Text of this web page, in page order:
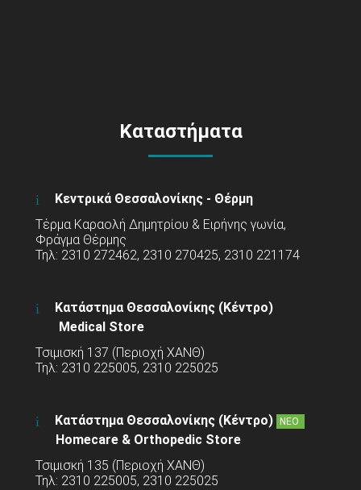
Καταστήματα
Κεντρικά Θεσσαλονίκης - Θέρμη
Τέρμα Καραολή Δημητρίου & Ειρήνης γωνία,
Φράγμα Θέρμης
Τηλ: 2310 272462, 2310 270425, 2310 221174
Κατάστημα Θεσσαλονίκης (Κέντρο)
Medical Store
Τσιμισκή 137 (Περιοχή ΧΑΝΘ)
Τηλ: 2310 225005, 2310 225025
Κατάστημα Θεσσαλονίκης (Κέντρο) ΝΕΟ
Homecare & Orthopedic Store
Τσιμισκή 135 (Περιοχή ΧΑΝΘ)
Τηλ: 2310 225005, 2310 225025